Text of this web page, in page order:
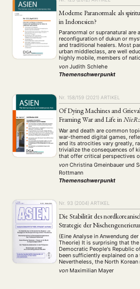
ARBEITSKREISE
ANTRAG AUF EINEN SMALL GRANT DER DGA
MITGLIEDSCHAFT
Aktuelles von unseren Mitgliedern (4) Art (5)
Auszeichnung (12) Bericht (128) Bildung
Cinema (4) DGA (92) Diskussion (74)
Geografie (2) Geschichte (93) Gesellschaft
Kultur (27) Kunst (4)
(24) Migration Nationalism
Religion (75) Sozialwissenschaften
Stellenausschreibung (661) Stipendium
Summer School (10) Symposium (32)
Umwelt (45) Veranstaltung (788) Webinar
Workshop (126)
MITGLIEDSCHAFT STUDIUM
KONTAKT
Moderne Paranormale als
in Indonesien?
Paranormal or supranatural are
reconfiguration of dukun or
and traditional healers. Most
urban middleclass, are well
highly mobile, members of
they make extensive use of
advertise their supernatural
strengthening and solutions for
von Judith Schlehe
Themenschwerpunkt
Nr. 158/159 (2021) ARTIKEL
Of Dying Machines and
Framing War and Life in
War and death are common
war-themed digital games,
and its atrocities vary greatly,
trivialize the consequences of
that offer critical perspectives
instead. In this paper we
game NieR:Automata (Platinum
von Christina Gmeinbauer und
Rottmann
Themenschwerpunkt
Nr. 93 (2004) ARTIKEL
Die Stabilität des
Strategie der
(Eine Analyse in Anwendung
Theorie) It is surprising that
Democratic People's Republic
been sufficiently explained on
Nevertheless, the North Korean
for more than fifty years and
forecasts of its coming collapse
von Maximilian Mayer